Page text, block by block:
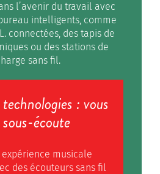
l’avenir du travail avec
intelligents, comme
connectées, des tapis de
ou des stations de
sans fil.
: vous
écoute
expérience musicale
des écouteurs sans fil